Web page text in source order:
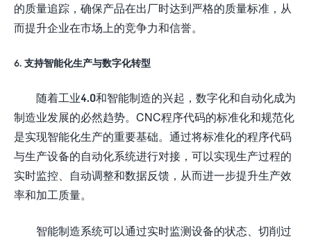
的质量追踪，确保产品在出厂时达到严格的质量标准，从
而提升企业在市场上的竞争力和信誉。
6. 支持智能化生产与数字化转型
随着工业4.0和智能制造的兴起，数字化和自动化成为
制造业发展的必然趋势。CNC程序代码的标准化和规范化
是实现智能化生产的重要基础。通过将标准化的程序代码
与生产设备的自动化系统进行对接，可以实现生产过程的
实时监控、自动调整和数据反馈，从而进一步提升生产效
率和加工质量。
智能制造系统可以通过实时监测设备的状态、切削过